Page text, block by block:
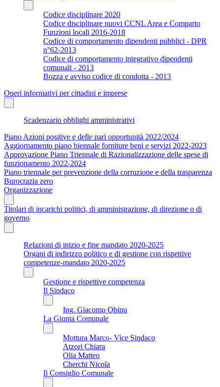
Codice disciplinare 2020
Codice disciplinare nuovi CCNL Area e Comparto
Funzioni locali 2016-2018
Codice di comportamento dipendenti pubblici - DPR
n°62-2013
Codice di comportamento integrativo dipendenti
comunali - 2013
Bozza e avviso codice di condotta - 2013
Oneri informativi per cittadini e imprese
Scadenzario obblighi amministrativi
Piano Azioni positive e delle pari opportunità 2022/2024
Aggiornamento piano biennale forniture beni e servizi 2022-2023
Approvazione Piano Triennale di Razionalizzazione delle spese di
funzionamento 2022-2024
Piano triennale per prevenzione della corruzione e della trasparenza
Burocrazia zero
Organizzazione
Titolari di incarichi politici, di amministrazione, di direzione o di
governo
Relazioni di inizio e fine mandato 2020-2025
Organi di indirizzo politico e di gestione con rispettive
competenze-mandato 2020-2025
Gestione e rispettive competenza
Il Sindaco
Ing. Giacomo Obinu
La Giunta Comunale
Mottura Marco- Vice Sindaco
Atzori Chiara
Olia Matteo
Cherchi Nicola
Il Consiglio Comunale